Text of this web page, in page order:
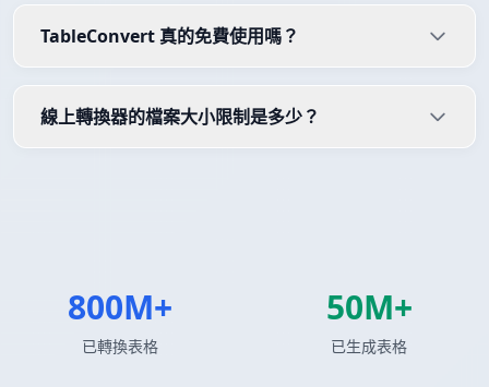
TableConvert 真的免費使用嗎？
線上轉換器的檔案大小限制是多少？
800M+
已轉換表格
50M+
已生成表格